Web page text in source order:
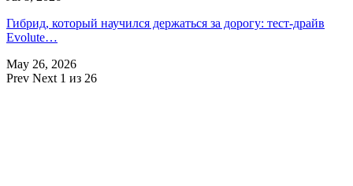
Гибрид, который научился держаться за дорогу: тест-драйв
Evolute…
May 26, 2026
Prev Next 1 из 26